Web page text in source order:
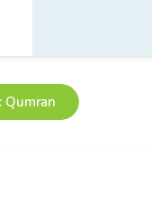
Qumran